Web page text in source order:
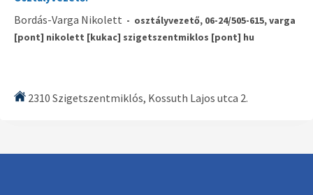
Városgazdálkodási Osztály
Bordás-Varga Nikolett - osztályvezető, 06-24/505-615, varga
[pont] nikolett [kukac] szigetszentmiklos [pont] hu
2310 Szigetszentmiklós, Kossuth Lajos utca 2.